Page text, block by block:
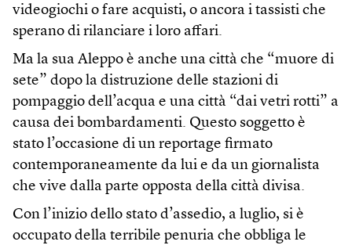
videogiochi o fare acquisti, o ancora i tassisti che
sperano di rilanciare i loro affari.
Ma la sua Aleppo è anche una città che “muore di
sete” dopo la distruzione delle stazioni di
pompaggio dell’acqua e una città “dai vetri rotti” a
causa dei bombardamenti. Questo soggetto è
stato l’occasione di un reportage firmato
contemporaneamente da lui e da un giornalista
che vive dalla parte opposta della città divisa.
Con l’inizio dello stato d’assedio, a luglio, si è
occupato della terribile penuria che obbliga le